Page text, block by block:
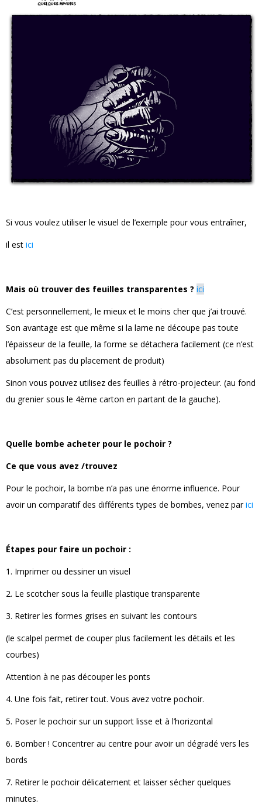
Si vous voulez utiliser le visuel de l’exemple pour vous entraîner,
il est ici
Mais où trouver des feuilles transparentes ? ici
C’est personnellement, le mieux et le moins cher que j’ai trouvé.
Son avantage est que même si la lame ne découpe pas toute
l’épaisseur de la feuille, la forme se détachera facilement (ce n’est
absolument pas du placement de produit)
Sinon vous pouvez utilisez des feuilles à rétro-projecteur. (au fond
du grenier sous le 4ème carton en partant de la gauche).
Quelle bombe acheter pour le pochoir ?
Ce que vous avez /trouvez
Pour le pochoir, la bombe n’a pas une énorme influence. Pour
avoir un comparatif des différents types de bombes, venez parici
Étapes pour faire un pochoir :
1. Imprimer ou dessiner un visuel
2. Le scotcher sous la feuille plastique transparente
3. Retirer les formes grises en suivant les contours
(le scalpel permet de couper plus facilement les détails et les
courbes)
Attention à ne pas découper les ponts
4. Une fois fait, retirer tout. Vous avez votre pochoir.
5. Poser le pochoir sur un support lisse et à l’horizontal
6. Bomber ! Concentrer au centre pour avoir un dégradé vers les
bords
7. Retirer le pochoir délicatement et laisser sécher quelques
minutes.